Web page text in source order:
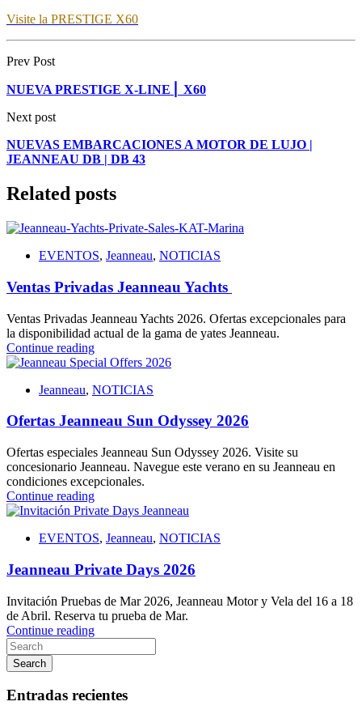
Visite la PRESTIGE X60
Prev Post
NUEVA PRESTIGE X-LINE ⎜ X60
Next post
NUEVAS EMBARCACIONES A MOTOR DE LUJO |
JEANNEAU DB | DB 43
Related posts
EVENTOS, Jeanneau, NOTICIAS
Ventas Privadas Jeanneau Yachts
Ventas Privadas Jeanneau Yachts 2026. Ofertas excepcionales para
la disponibilidad actual de la gama de yates Jeanneau.
Continue reading
Jeanneau, NOTICIAS
Ofertas Jeanneau Sun Odyssey 2026
Ofertas especiales Jeanneau Sun Odyssey 2026. Visite su
concesionario Jeanneau. Navegue este verano en su Jeanneau en
condiciones excepcionales.
Continue reading
EVENTOS, Jeanneau, NOTICIAS
Jeanneau Private Days 2026
Invitación Pruebas de Mar 2026, Jeanneau Motor y Vela del 16 a 18
de Abril. Reserva tu prueba de Mar.
Continue reading
Search
Entradas recientes